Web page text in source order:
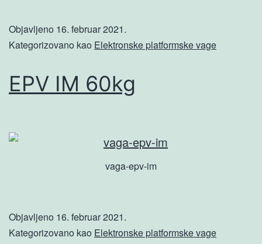
Objavljeno 16. februar 2021.
Kategorizovano kao Elektronske platformske vage
EPV IM 60kg
vaga-epv-im
Objavljeno 16. februar 2021.
Kategorizovano kao Elektronske platformske vage